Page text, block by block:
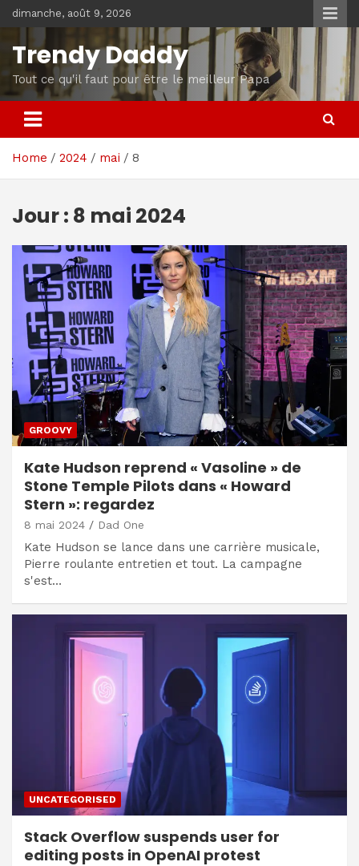
Skip
to
content
dimanche, août 9, 2026
Trendy Daddy
Tout ce qu'il faut pour être le meilleur Papa
Home 2024 mai 8
Jour : 8 mai 2024
GROOVY
Kate Hudson reprend « Vasoline » de
Stone Temple Pilots dans « Howard
Stern »: regardez
8 mai 2024 Dad One
Kate Hudson se lance dans une carrière musicale,
Pierre roulante entretien et tout. La campagne
s'est…
UNCATEGORISED
Stack Overflow suspends user for
editing posts in OpenAI protest